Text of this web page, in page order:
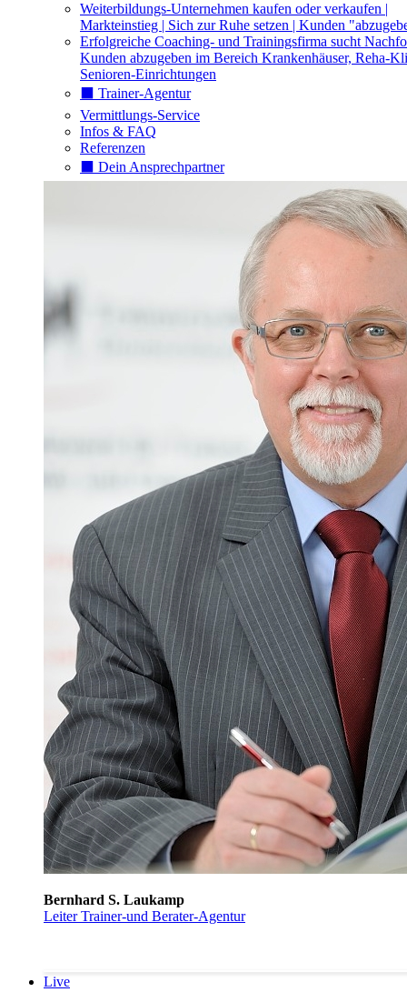
Weiterbildungs-Unternehmen kaufen oder verkaufen |
Markteinstieg | Sich zur Ruhe setzen | Kunden
Erfolgreiche Coaching- und Trainingsfirma sucht
Kunden abzugeben im Bereich Krankenhäuser, Reha-
Senioren-Einrichtungen
⬛️ Trainer-Agentur
Vermittlungs-Service
Infos & FAQ
Referenzen
⬛️ Dein Ansprechpartner
Bernhard S. Laukamp
Leiter Trainer-und Berater-Agentur
Live